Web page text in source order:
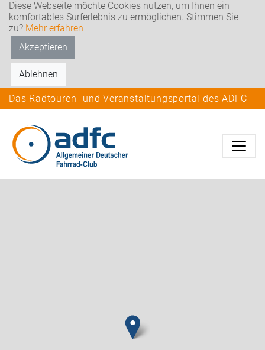
Diese Webseite möchte Cookies nutzen, um Ihnen ein
komfortables Surferlebnis zu ermöglichen. Stimmen Sie
zu? Mehr erfahren
Akzeptieren
Ablehnen
Das Radtouren- und Veranstaltungsportal des ADFC